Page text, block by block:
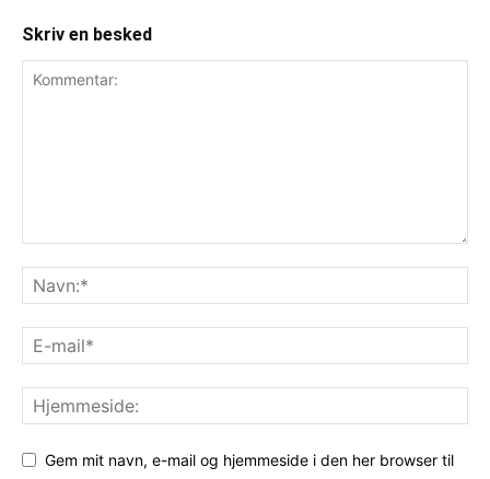
Skriv en besked
Gem mit navn, e-mail og hjemmeside i den her browser til